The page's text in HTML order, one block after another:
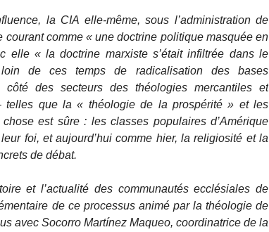
la CIA elle-même, sous l’administration de
comme « une doctrine politique masquée en
elle « la doctrine marxiste s’était infiltrée dans le
loin de ces temps de radicalisation des bases
côté des secteurs des théologies mercantiles et
telles que la « théologie de la prospérité » et les
est sûre : les classes populaires d’Amérique
foi, et aujourd’hui comme hier, la religiosité et la
de débat.
et l’actualité des communautés ecclésiales de
de ce processus animé par la théologie de
avec Socorro Martínez Maqueo, coordinatrice de la